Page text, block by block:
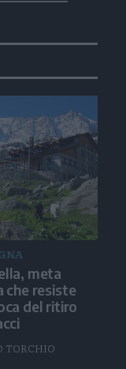
meta
che resiste
del ritiro
TORCHIO